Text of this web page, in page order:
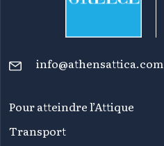
info@athensattica.com
Pour atteindre l’Attique
Transport